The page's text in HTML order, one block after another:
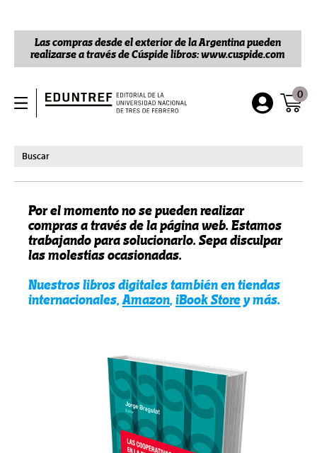
Las compras desde el exterior de la Argentina pueden
realizarse a través de Cúspide libros: www.cuspide.com
0
Por el momento no se pueden realizar
compras a través de la página web. Estamos
trabajando para solucionarlo. Sepa disculpar
las molestias ocasionadas.
Nuestros libros digitales también en tiendas
internacionales, Amazon, iBook Storey más.